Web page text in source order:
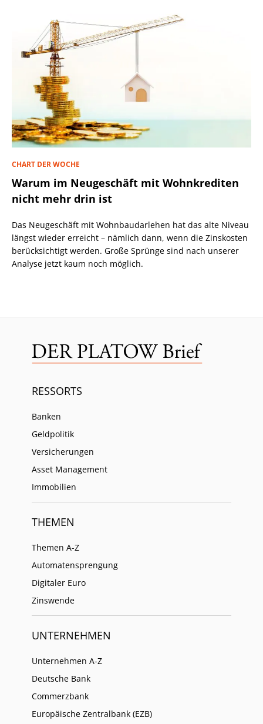
CHART DER WOCHE
Warum im Neugeschäft mit Wohnkrediten
nicht mehr drin ist
Das Neugeschäft mit Wohnbaudarlehen hat das alte Niveau
längst wieder erreicht – nämlich dann, wenn die Zinskosten
berücksichtigt werden. Große Sprünge sind nach unserer
Analyse jetzt kaum noch möglich.
RESSORTS
Banken
Geldpolitik
Versicherungen
Asset Management
Immobilien
THEMEN
Themen A-Z
Automatensprengung
Digitaler Euro
Zinswende
UNTERNEHMEN
Unternehmen A-Z
Deutsche Bank
Commerzbank
Europäische Zentralbank (EZB)